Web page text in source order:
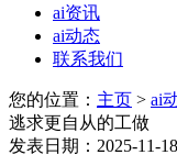
ai资讯
ai动态
联系我们
您的位置： 主页 > ai
逃求更自从的工做
发表日期：2025-11-